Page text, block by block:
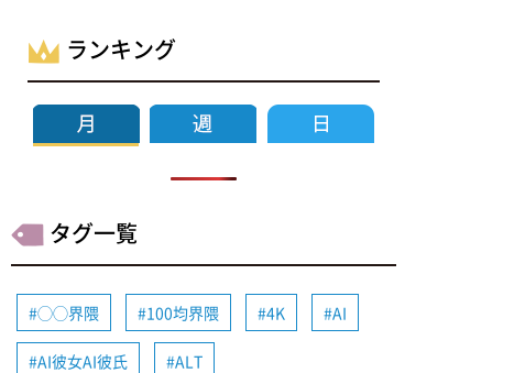
ランキング
タグ一覧
◯◯界隈 100均界隈 4K AI
AI彼女AI彼氏 ALT